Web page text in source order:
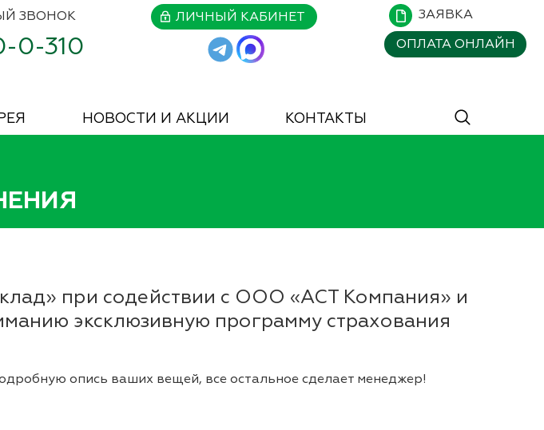
ЗВОНОК
0-310
ЛИЧНЫЙ КАБИНЕТ
ЗАЯВКА
ОПЛАТА ОНЛАЙН
НОВОСТИ И АКЦИИ КОНТАКТЫ
при содействии с ООО «АСТ Компания» и
эксклюзивную программу страхования
опись ваших вещей, все остальное сделает менеджер!